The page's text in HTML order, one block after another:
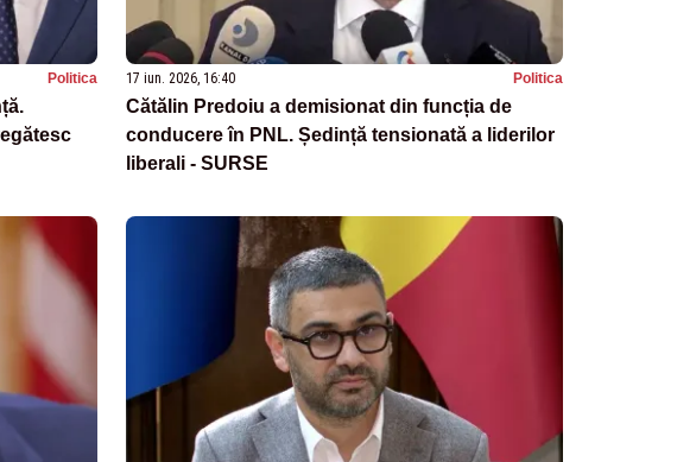
Politica 17 iun. 2026, 16:40 Politica
Cătălin Predoiu a demisionat din funcția de
conducere în PNL. Ședință tensionată a liderilor
liberali - SURSE